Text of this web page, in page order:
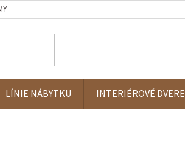
LÍNIE NÁBYTKU INTERIÉROVÉ DVERE